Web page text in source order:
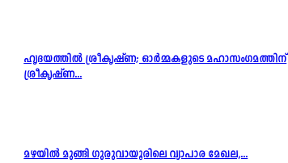
ഹൃദയത്തിൽ ശ്രീകൃഷ്ണ; ഓർമ്മകളുടെ മഹാസംഗമത്തിന്
ശ്രീകൃഷ്ണ...
മഴയിൽ മുങ്ങി ഗുരുവായൂരിലെ വ്യാപാര മേഖല,...